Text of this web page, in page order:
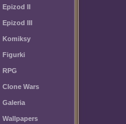
Epizod II
Epizod III
Komiksy
Figurki
RPG
Clone Wars
Galeria
Wallpapers